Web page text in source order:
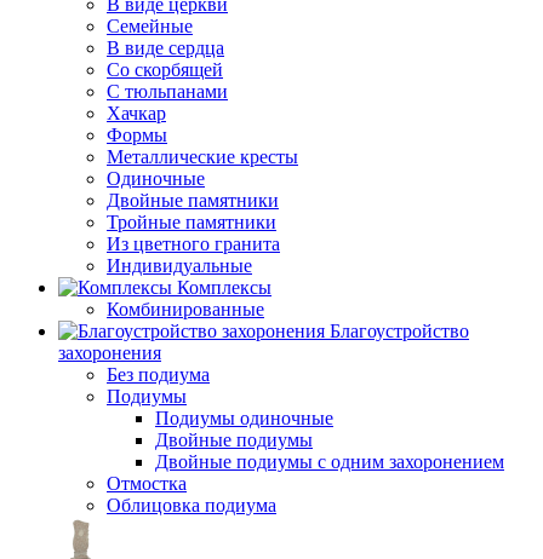
В виде церкви
Семейные
В виде сердца
Со скорбящей
С тюльпанами
Хачкар
Формы
Металлические кресты
Одиночные
Двойные памятники
Тройные памятники
Из цветного гранита
Индивидуальные
Комплексы
Комбинированные
Благоустройство
захоронения
Без подиума
Подиумы
Подиумы одиночные
Двойные подиумы
Двойные подиумы с одним захоронением
Отмостка
Облицовка подиума